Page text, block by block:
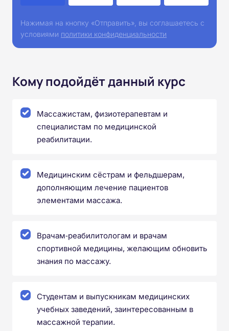
Нажимая на кнопку «Отправить», вы соглашаетесь с
условиями политики конфиденциальности
Кому подойдёт данный курс
Массажистам, физиотерапевтам и
специалистам по медицинской
реабилитации.
Медицинским сёстрам и фельдшерам,
дополняющим лечение пациентов
элементами массажа.
Врачам‑реабилитологам и врачам
спортивной медицины, желающим обновить
знания по массажу.
Студентам и выпускникам медицинских
учебных заведений, заинтересованным в
массажной терапии.